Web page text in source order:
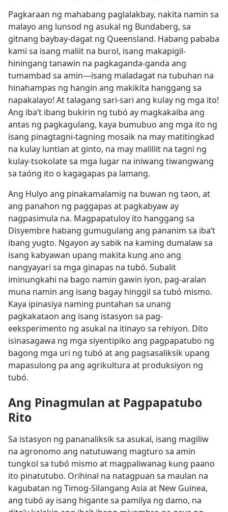
Pagkaraan ng mahabang paglalakbay, nakita namin sa
malayo ang lunsod ng asukal ng Bundaberg, sa
gitnang baybay-dagat ng Queensland. Habang pababa
kami sa isang maliit na burol, isang makapigil-
hiningang tanawin na pagkaganda-ganda ang
tumambad sa amin​—isang maladagat na tubuhan na
hinahampas ng hangin ang makikita hanggang sa
napakalayo! At talagang sari-sari ang kulay ng mga ito!
Ang iba’t ibang bukirin ng tubó ay magkakaiba ang
antas ng pagkagulang, kaya bumubuo ang mga ito ng
isang pinagtagni-tagning mosaik na may matitingkad
na kulay luntian at ginto, na may maliliit na tagni ng
kulay-tsokolate sa mga lugar na iniwang tiwangwang
sa taóng ito o kagagapas pa lamang.
Ang Hulyo ang pinakamalamig na buwan ng taon, at
ang panahon ng paggapas at pagkabyaw ay
nagpasimula na. Magpapatuloy ito hanggang sa
Disyembre habang gumugulang ang pananim sa iba’t
ibang yugto. Ngayon ay sabik na kaming dumalaw sa
isang kabyawan upang makita kung ano ang
nangyayari sa mga ginapas na tubó. Subalit
iminungkahi na bago namin gawin iyon, pag-aralan
muna namin ang isang bagay hinggil sa tubó mismo.
Kaya ipinasiya naming puntahan sa unang
pagkakataon ang isang istasyon sa pag-
eeksperimento ng asukal na itinayo sa rehiyon. Dito
isinasagawa ng mga siyentipiko ang pagpapatubo ng
bagong mga uri ng tubó at ang pagsasaliksik upang
mapasulong pa ang agrikultura at produksiyon ng
tubó.
Ang Pinagmulan at Pagpapatubo
Rito
Sa istasyon ng pananaliksik sa asukal, isang magiliw
na agronomo ang natutuwang magturo sa amin
tungkol sa tubó mismo at magpaliwanag kung paano
ito pinatutubo. Orihinal na natagpuan sa maulan na
kagubatan ng Timog-Silangang Asia at New Guinea,
ang tubó ay isang higante sa pamilya ng damo, na